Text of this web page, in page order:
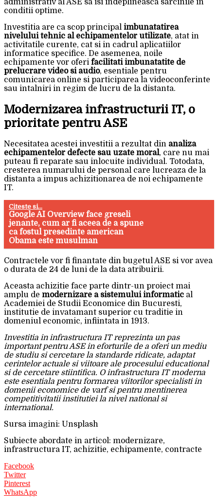
administrativ al ASE sa isi indeplineasca sarcinile in
conditii optime.
Investitia are ca scop principal imbunatatirea
nivelului tehnic al echipamentelor utilizate, atat in
activitatile curente, cat si in cadrul aplicatiilor
informatice specifice. De asemenea, noile
echipamente vor oferi facilitati imbunatatite de
prelucrare video si audio, esentiale pentru
comunicarea online si participarea la videoconferinte
sau intalniri in regim de lucru de la distanta.
Modernizarea infrastructurii IT, o
prioritate pentru ASE
Necesitatea acestei investitii a rezultat din analiza
echipamentelor defecte sau uzate moral, care nu mai
puteau fi reparate sau inlocuite individual. Totodata,
cresterea numarului de personal care lucreaza de la
distanta a impus achizitionarea de noi echipamente
IT.
Citeste si...
Google AI Overview face greseli
jenante, cum ar fi aceea de a spune
ca fostul presedinte american
Obama este musulman
Contractele vor fi finantate din bugetul ASE si vor avea
o durata de 24 de luni de la data atribuirii.
Aceasta achizitie face parte dintr-un proiect mai
amplu de modernizare a sistemului informatic al
Academiei de Studii Economice din Bucuresti,
institutie de invatamant superior cu traditie in
domeniul economic, infiintata in 1913.
Investitia in infrastructura IT reprezinta un pas
important pentru ASE in eforturile de a oferi un mediu
de studiu si cercetare la standarde ridicate, adaptat
cerintelor actuale si viitoare ale procesului educational
si de cercetare stiintifica. O infrastructura IT moderna
este esentiala pentru formarea viitorilor specialisti in
domenii economice de varf si pentru mentinerea
competitivitatii institutiei la nivel national si
international.
Sursa imagini: Unsplash
Subiecte abordate in articol: modernizare,
infrastructura IT, achizitie, echipamente, contracte
Facebook
Twitter
Pinterest
WhatsApp